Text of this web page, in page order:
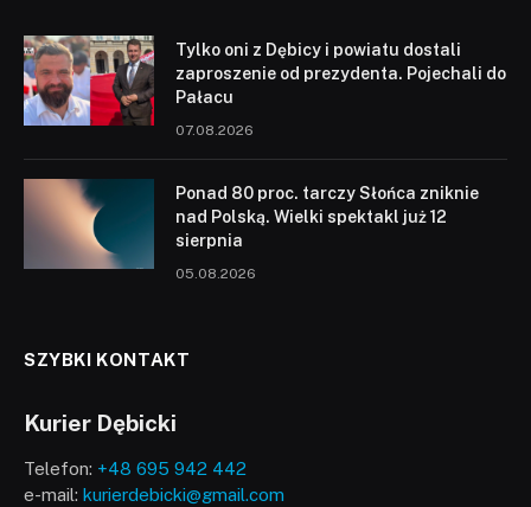
Tylko oni z Dębicy i powiatu dostali
zaproszenie od prezydenta. Pojechali do
Pałacu
07.08.2026
Ponad 80 proc. tarczy Słońca zniknie
nad Polską. Wielki spektakl już 12
sierpnia
05.08.2026
SZYBKI KONTAKT
Kurier Dębicki
Telefon: +48 695 942 442
e-mail: kurierdebicki@gmail.com